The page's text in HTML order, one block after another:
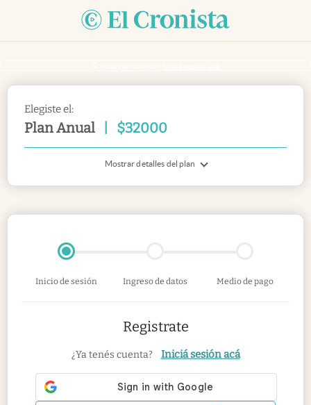
Elegiste el:
Plan Anual $32000
Mostrar detalles del plan
Inicio de sesión Ingreso de datos Medio de pago
Registrate
¿Ya tenés cuenta? Iniciá sesión acá